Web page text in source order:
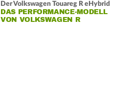
Der Volkswagen Touareg R eHybrid
DAS PERFORMANCE-MODELL
VON VOLKSWAGEN R